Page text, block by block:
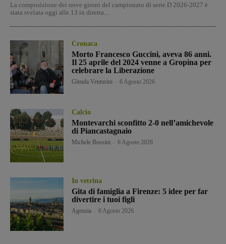
La composizione dei nove gironi del campionato di serie D 2026-2027 è
stata svelata oggi alle 13 in diretta...
Cronaca
Morto Francesco Guccini, aveva 86 anni.
Il 25 aprile del 2024 venne a Gropina per
celebrare la Liberazione
Glenda Venturini 6 Agosto 2026
Calcio
Montevarchi sconfitto 2-0 nell’amichevole
di Piancastagnaio
Michele Bossini 6 Agosto 2026
In vetrina
Gita di famiglia a Firenze: 5 idee per far
divertire i tuoi figli
Agenzia 6 Agosto 2026